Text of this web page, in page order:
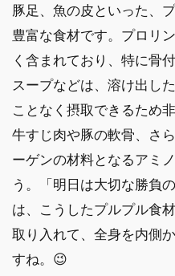
豚足、魚の皮といった、
豊富な食材です。プロリ
く含まれており、特に骨
スープなどは、溶け出し
ことなく摂取できるため
牛すじ肉や豚の軟骨、さ
ーゲンの材料となるアミ
う。「明日は大切な勝負
は、こうしたプルプル食
取り入れて、全身を内側
すね。😉